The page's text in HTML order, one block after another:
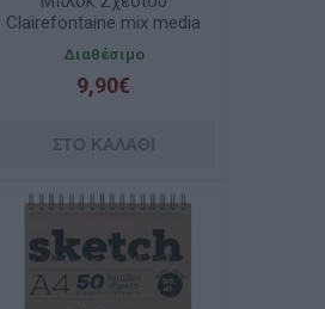
Clairefontaine mix media
paint on mixed 24φ. A4
21x29.7cm 250gr
Διαθέσιμο
9,90€